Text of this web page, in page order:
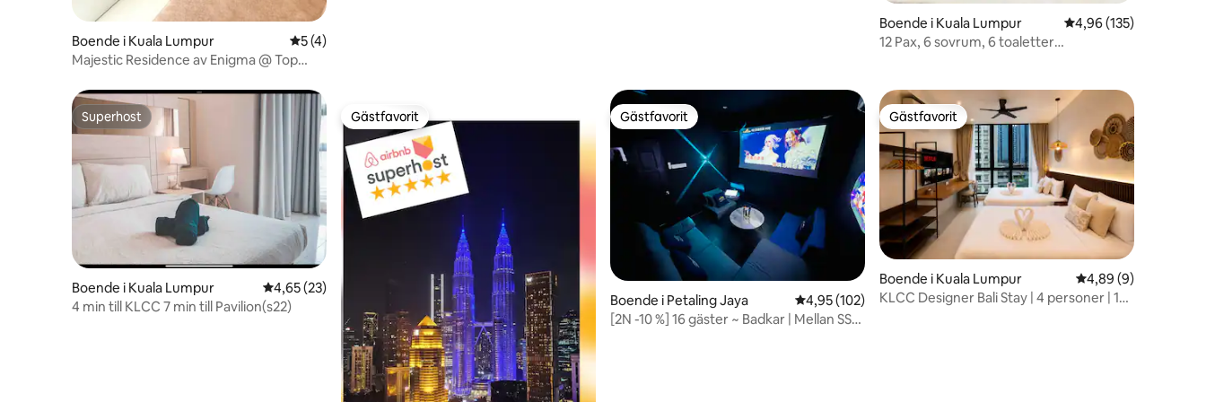
Boende i Kuala Lumpur 5 av 5 i genomsnittligt betyg, 4 omdömen
5 (4)
Majestic Residence av Enigma @ Top
Boende i Kuala Lumpur 4,96 av 5 i
4,96 (135)
12 Pax, 6 sovrum, 6 toaletter
Superhost
Superhost
Boende i Kuala Lumpur 4,65 av 5 i genomsnittligt betyg, 23 omdömen
4,65 (23)
4 min till KLCC 7 min till Pavilion(s22)
Gästfavorit
Gästfavorit Gästfavorit
Gästfavorit
Boende i Petaling Jaya 4,95 av 5 i genomsnittligt betyg, 102 omdömen
4,95 (102)
[2N -10 %] 16 gäster ~ Badkar | Mellan SS2
Gästfavorit
Gästfavorit
Boende i Kuala Lumpur 4,89 av 5 i
4,89 (9)
KLCC Designer Bali Stay | 4 personer | 1